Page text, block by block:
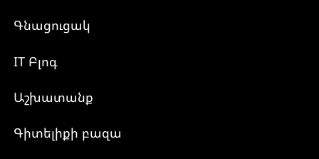
Գնացուցակ
IT Բլոգ
Աշխատանք
Գիտելիքի բազա